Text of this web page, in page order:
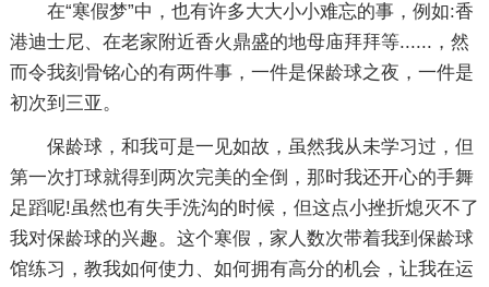
在“寒假梦”中，也有许多大大小小难忘的事，例如:香
港迪士尼、在老家附近香火鼎盛的地母庙拜拜等......，然
而令我刻骨铭心的有两件事，一件是保龄球之夜，一件是
初次到三亚。
保龄球，和我可是一见如故，虽然我从未学习过，但
第一次打球就得到两次完美的全倒，那时我还开心的手舞
足蹈呢!虽然也有失手洗沟的时候，但这点小挫折熄灭不了
我对保龄球的兴趣。这个寒假，家人数次带着我到保龄球
馆练习，教我如何使力、如何拥有高分的机会，让我在运